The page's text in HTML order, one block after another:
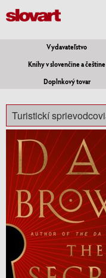
Vydavateľstvo
Knihy v slovenčine a češtine
Doplnkový tovar